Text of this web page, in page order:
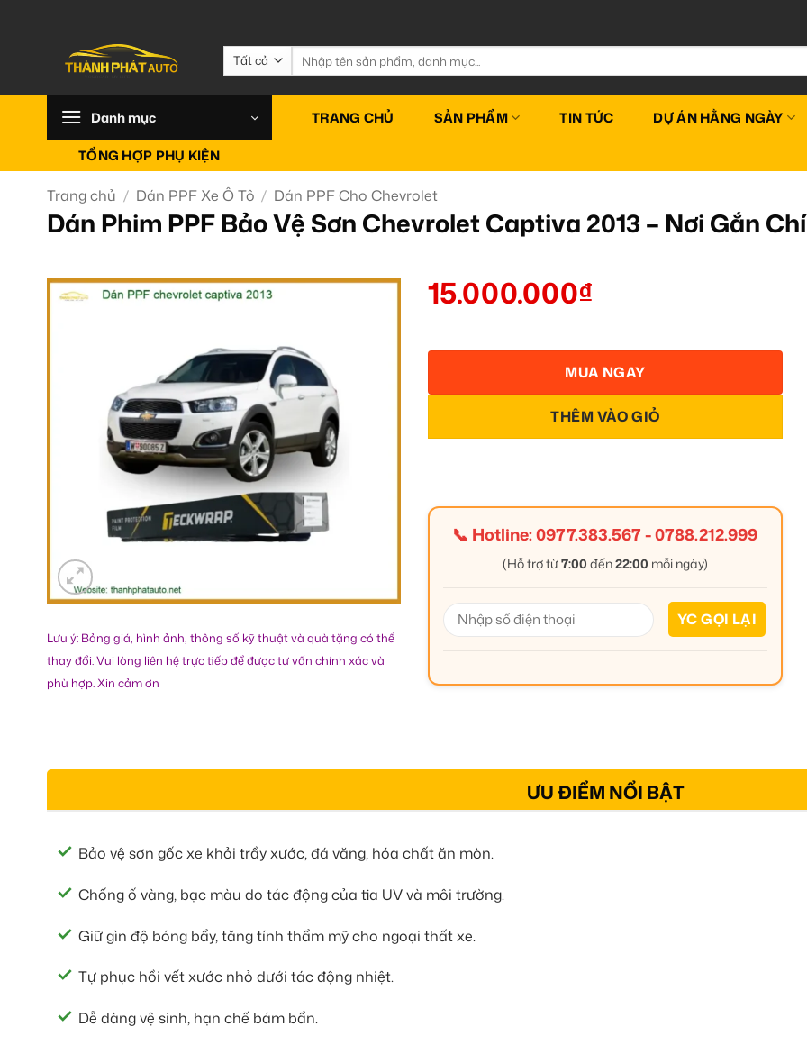
Tìm
kiếm:
Danh mục TRANG CHỦ SẢN PHẨM TIN TỨC DỰ ÁN HẰNG NGÀY
TỔNG HỢP PHỤ KIỆN
Trang chủ / Dán PPF Xe Ô Tô / Dán PPF Cho Chevrolet
Dán Phim PPF Bảo Vệ Sơn Chevrolet Captiva 2013 – Nơi Gắn
Lưu ý: Bảng giá, hình ảnh, thông số kỹ thuật và quà tặng có thể
thay đổi. Vui lòng liên hệ trực tiếp để được tư vấn chính xác và
phù hợp. Xin cảm ơn
15.000.000₫
THÊM VÀO GIỎ
MUA NGAY
📞 Hotline:0977.383.567-0788.212.999
(Hỗ trợ từ7:00 đến22:00 mỗi ngày)
ƯU ĐIỂM NỔI BẬT
Bảo vệ sơn gốc xe khỏi trầy xước, đá văng, hóa chất ăn mòn.
Chống ố vàng, bạc màu do tác động của tia UV và môi trường.
Giữ gìn độ bóng bẩy, tăng tính thẩm mỹ cho ngoại thất xe.
Tự phục hồi vết xước nhỏ dưới tác động nhiệt.
Dễ dàng vệ sinh, hạn chế bám bẩn.